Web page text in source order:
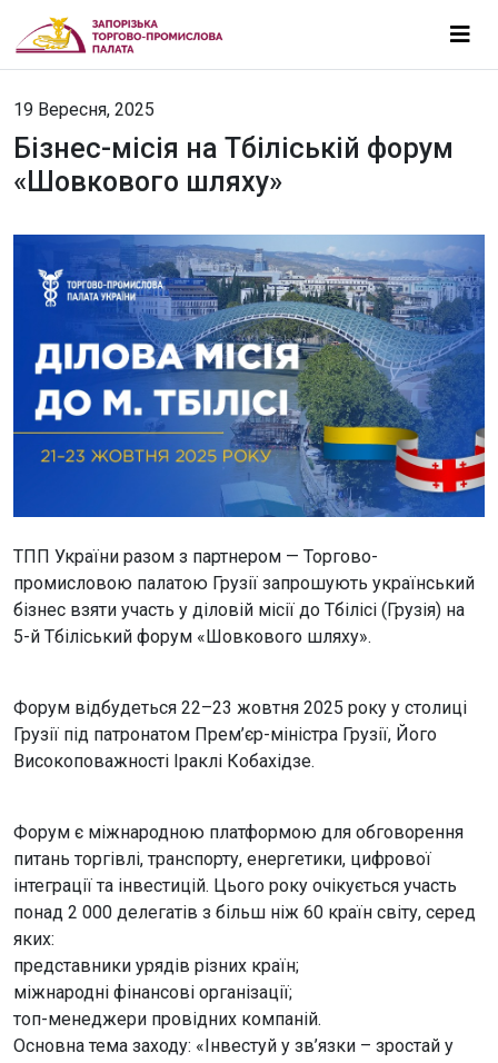
19 Вересня, 2025
Бізнес-місія на Тбіліській форум
«Шовкового шляху»
ТПП України разом з партнером — Торгово-
промисловою палатою Грузії запрошують український
бізнес взяти участь у діловій місії до Тбілісі (Грузія) на
5-й Тбіліський форум «Шовкового шляху».
Форум відбудеться 22–23 жовтня 2025 року у столиці
Грузії під патронатом Прем’єр-міністра Грузії, Його
Високоповажності Іраклі Кобахідзе.
Форум є міжнародною платформою для обговорення
питань торгівлі, транспорту, енергетики, цифрової
інтеграції та інвестицій. Цього року очікується участь
понад 2 000 делегатів з більш ніж 60 країн світу, серед
яких:
представники урядів різних країн;
міжнародні фінансові організації;
топ-менеджери провідних компаній.
Основна тема заходу: «Інвестуй у зв’язки – зростай у